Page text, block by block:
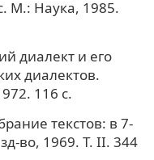
М.: Наука, 1985.
диалект и его
диалектов.
116 с.
текстов: в 7-
во, 1969. Т. II. 344